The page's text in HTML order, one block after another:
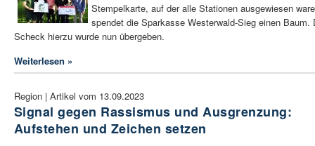
Stempelkarte, auf der alle Stationen ausgewiesen
spendet die Sparkasse Westerwald-Sieg einen Baum.
Scheck hierzu wurde nun übergeben.
Weiterlesen »
Region | Artikel vom 13.09.2023
Signal gegen Rassismus und Ausgrenzung:
Aufstehen und Zeichen setzen